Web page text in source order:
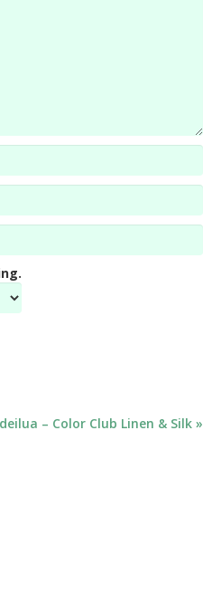
– Color Club Linen & Silk »